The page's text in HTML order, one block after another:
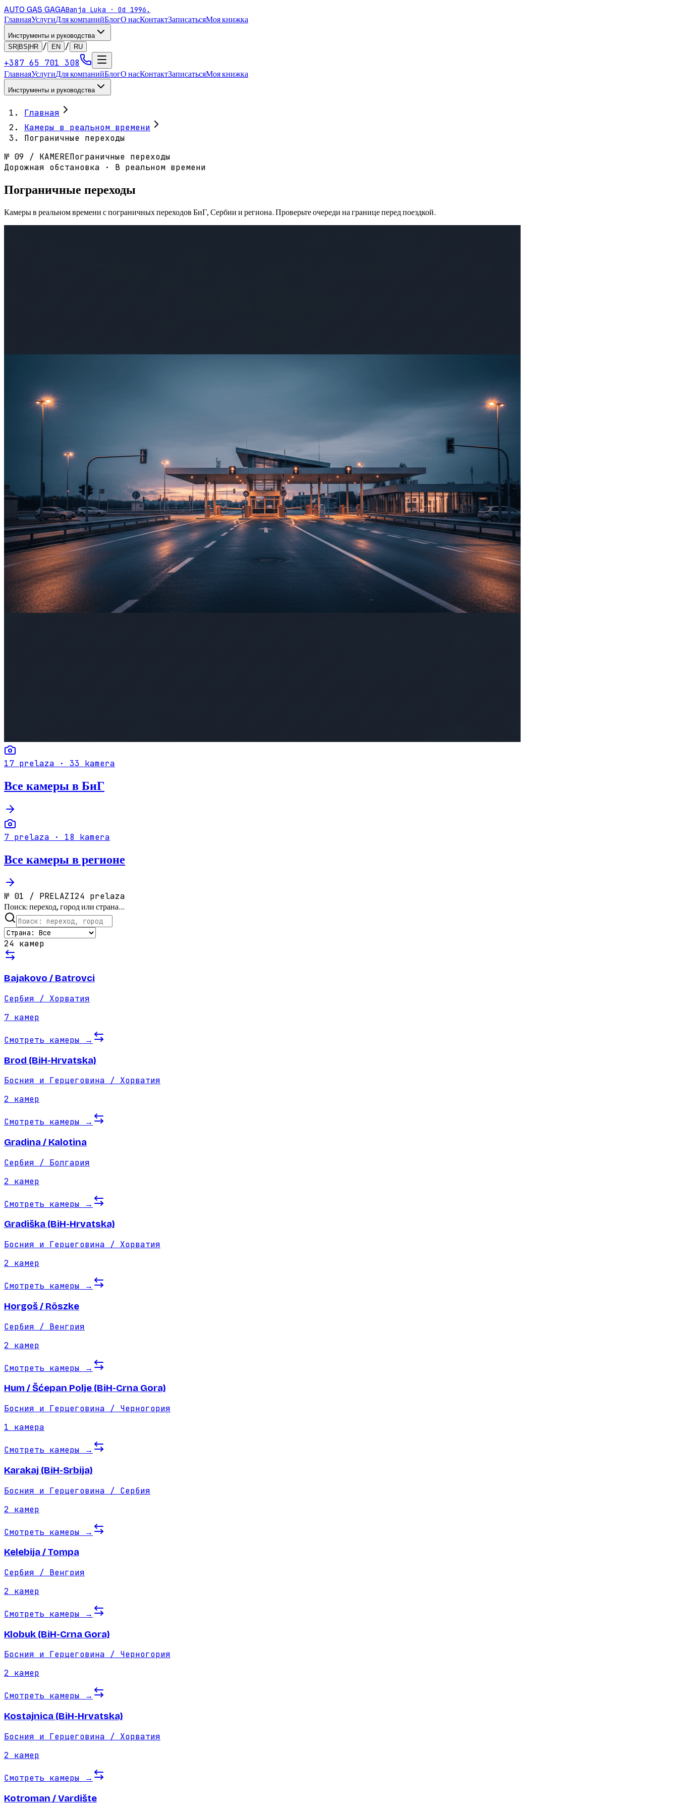
AUTO GAS GAGABanja Luka · Od 1996.
ГлавнаяУслугиДля компанийБлогО насКонтактЗаписатьсяМоя книжка
Инструменты и руководства
SR|BS|HR
/ EN / RU
+387 65 701 308
ГлавнаяУслугиДля компанийБлогО насКонтактЗаписатьсяМоя книжка
Инструменты и руководства
Главная
Камеры в реальном времени
Пограничные переходы
№ 09 / KAMEREПограничные переходы
Дорожная обстановка · В реальном времени
Пограничные переходы
Камеры в реальном времени с пограничных переходов БиГ, Сербии и региона. Проверьте очереди на границе перед поездкой.
17 prelaza · 33 kamera
Все камеры в БиГ
7 prelaza · 18 kamera
Все камеры в регионе
№ 01 / PRELAZI24 prelaza
Поиск: переход, город или страна...
24 камер
Bajakovo / Batrovci
Сербия / Хорватия
7 камер
Смотреть камеры →
Brod (BiH-Hrvatska)
Босния и Герцеговина / Хорватия
2
камер
Смотреть камеры →
Gradina / Kalotina
Сербия / Болгария
2
камер
Смотреть камеры →
Gradiška (BiH-Hrvatska)
Босния и Герцеговина / Хорватия
2
камер
Смотреть камеры →
Horgoš / Röszke
Сербия / Венгрия
2
камер
Смотреть камеры →
Hum / Šćepan Polje (BiH-Crna Gora)
Босния и Герцеговина / Черногория
1
камера
Смотреть камеры →
Karakaj (BiH-Srbija)
Босния и Герцеговина / Сербия
2
камер
Смотреть камеры →
Kelebija / Tompa
Сербия / Венгрия
2
камер
Смотреть камеры →
Klobuk (BiH-Crna Gora)
Босния и Герцеговина / Черногория
2
камер
Смотреть камеры →
Kostajnica (BiH-Hrvatska)
Босния и Герцеговина / Хорватия
2
камер
Смотреть камеры →
Kotroman / Vardište